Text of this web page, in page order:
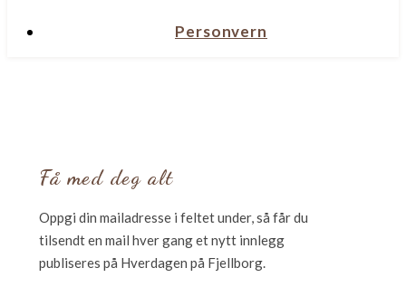
Personvern
Få med deg alt
Oppgi din mailadresse i feltet under, så får du
tilsendt en mail hver gang et nytt innlegg
publiseres på Hverdagen på Fjellborg.